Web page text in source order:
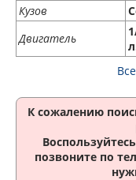
Кузов
Двигатель
К сожалению
Воспользуйтесь
позвоните по